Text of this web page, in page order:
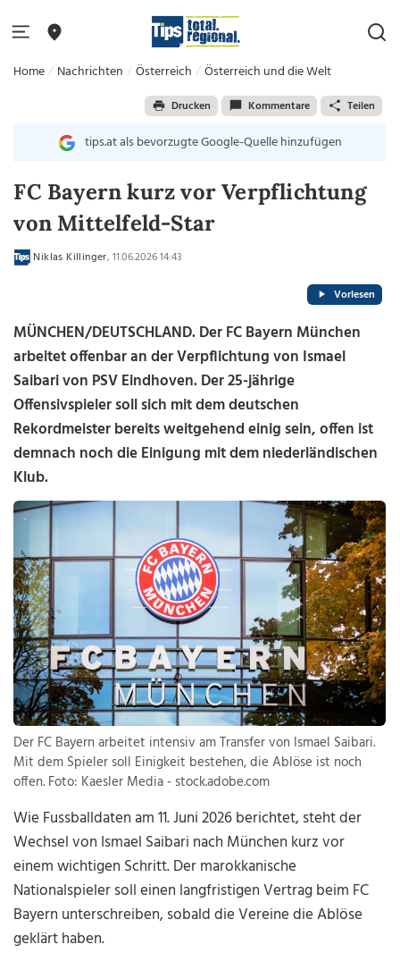
Home Nachrichten Österreich Österreich und die Welt
Drucken Kommentare Teilen
tips.at als bevorzugte Google-Quelle hinzufügen
FC Bayern kurz vor Verpflichtung
von Mittelfeld-Star
Niklas Killinger, 11.06.2026 14:43
Vorlesen
MÜNCHEN/DEUTSCHLAND. Der FC Bayern München
arbeitet offenbar an der Verpflichtung von Ismael
Saibari von PSV Eindhoven. Der 25-jährige
Offensivspieler soll sich mit dem deutschen
Rekordmeister bereits weitgehend einig sein, offen ist
demnach noch die Einigung mit dem niederländischen
Klub.
Der FC Bayern arbeitet intensiv am Transfer von Ismael Saibari.
Mit dem Spieler soll Einigkeit bestehen, die Ablöse ist noch
offen. Foto: Kaesler Media - stock.adobe.com
Wie Fussballdaten am 11. Juni 2026 berichtet, steht der
Wechsel von Ismael Saibari nach München kurz vor
einem wichtigen Schritt. Der marokkanische
Nationalspieler soll einen langfristigen Vertrag beim FC
Bayern unterschreiben, sobald die Vereine die Ablöse
geklärt haben.